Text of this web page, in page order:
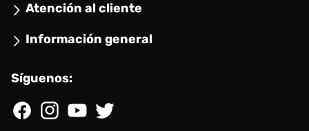
Atención al cliente
Información general
Síguenos:
FacebookInstagramYouTubeTwitter